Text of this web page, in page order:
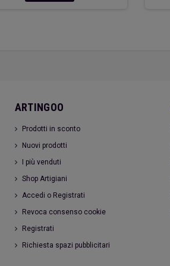
ARTINGOO
Prodotti in sconto
Nuovi prodotti
I più venduti
Shop Artigiani
Accedi o Registrati
Revoca consenso cookie
Registrati
Richiesta spazi pubblicitari